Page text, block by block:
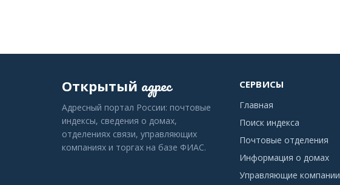
Открытый адрес
Адресный портал России: почтовые
индексы, сведения о домах,
отделениях связи, управляющих
компаниях и торгах на базе ФИАС.
СЕРВИСЫ
Главная
Поиск индекса
Почтовые отделения
Информация о домах
Управляющие компании